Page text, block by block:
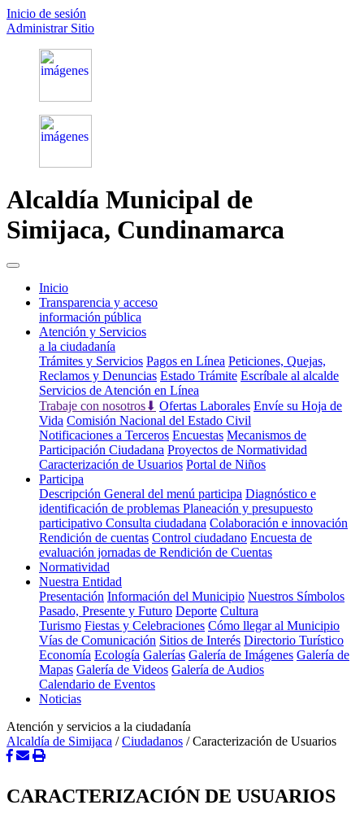
Inicio de sesión
Administrar Sitio
Alcaldía Municipal de
Simijaca, Cundinamarca
Inicio(current)
Transparencia y acceso
información pública
Atención y Servicios
a la ciudadanía
Trámites y Servicios Pagos en Línea Peticiones, Quejas,
Reclamos y Denuncias Estado Trámite Escríbale al alcalde
Servicios de Atención en Línea
Trabaje con nosotros⬇ Ofertas Laborales Envíe su Hoja de
Vida Comisión Nacional del Estado Civil
Notificaciones a Terceros Encuestas Mecanismos de
Participación Ciudadana Proyectos de Normatividad
Caracterización de Usuarios Portal de Niños
Participa
Descripción General del menú participa Diagnóstico e
identificación de problemas Planeación y presupuesto
participativo Consulta ciudadana Colaboración e innovación
Rendición de cuentas Control ciudadano Encuesta de
evaluación jornadas de Rendición de Cuentas
Normatividad
Nuestra Entidad
Presentación Información del Municipio Nuestros Símbolos
Pasado, Presente y Futuro Deporte Cultura
Turismo Fiestas y Celebraciones Cómo llegar al Municipio
Vías de Comunicación Sitios de Interés Directorio Turístico
Economía Ecología Galerías Galería de Imágenes Galería de
Mapas Galería de Videos Galería de Audios
Calendario de Eventos
Noticias
Atención y servicios a la ciudadanía
Alcaldía de Simijaca /Ciudadanos /Caracterización de Usuarios
CARACTERIZACIÓN DE USUARIOS